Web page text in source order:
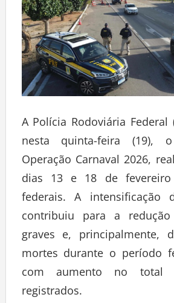
A Polícia Rodoviária Federal
nesta quinta-feira (19),
Operação Carnaval 2026,
dias 13 e 18 de fevereiro
federais. A intensificação
contribuiu para a
graves e, principalmente,
mortes durante o período
com aumento no total
registrados.